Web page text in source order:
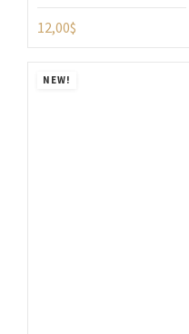
12,00$
NEW!